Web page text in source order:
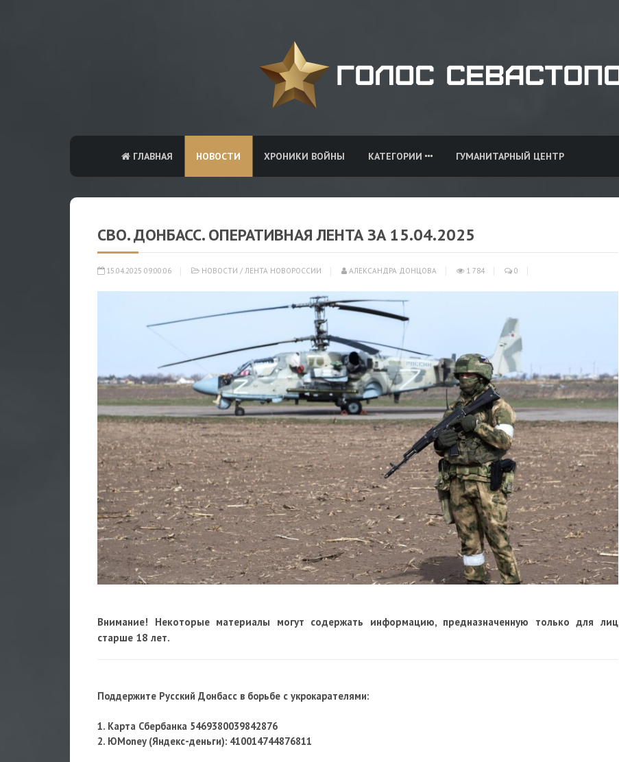
ГЛАВНАЯ НОВОСТИ ХРОНИКИ ВОЙНЫ КАТЕГОРИИ ГУМАНИТАРНЫЙ ЦЕНТР
СВО. ДОНБАСС. ОПЕРАТИВНАЯ ЛЕНТА ЗА 15.04.2025
15.04.2025 09:00:06 НОВОСТИ / ЛЕНТА НОВОРОССИИ АЛЕКСАНДРА ДОНЦОВА 1 784 0
Внимание! Некоторые материалы могут содержать информацию, предназначенную только для лиц
старше 18 лет.
Поддержите Русский Донбасс в борьбе с укрокарателями:
1. Карта Сбербанка 5469380039842876
2. ЮMoney (Яндекс-деньги): 410014744876811